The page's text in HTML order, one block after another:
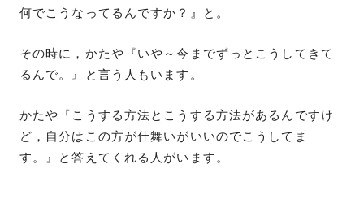
何でこうなってるんですか？』と。
その時に，かたや『いや～今までずっとこうしてきて
るんで。』と言う人もいます。
かたや『こうする方法とこうする方法があるんですけ
ど，自分はこの方が仕舞いがいいのでこうしてま
す。』と答えてくれる人がいます。